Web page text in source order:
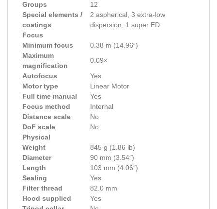
Groups
12
Special elements /
coatings
2 aspherical, 3 extra-low
dispersion, 1 super ED
Focus
Minimum focus
0.38 m (14.96″)
Maximum
magnification
0.09×
Autofocus
Yes
Motor type
Linear Motor
Full time manual
Yes
Focus method
Internal
Distance scale
No
DoF scale
No
Physical
Weight
845 g (1.86 lb)
Diameter
90 mm (3.54″)
Length
103 mm (4.06″)
Sealing
Yes
Filter thread
82.0 mm
Hood supplied
Yes